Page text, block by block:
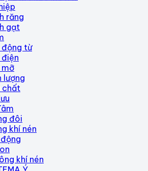
răng
gạt
động từ
điện
mỡ
lượng
chất
đôi
khí nén
khí nén